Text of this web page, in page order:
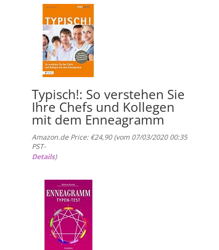
Typisch!: So verstehen Sie
Ihre Chefs und Kollegen
mit dem Enneagramm
Amazon.de Price: €24,90(vom 07/03/2020 00:35
PST-
Details)